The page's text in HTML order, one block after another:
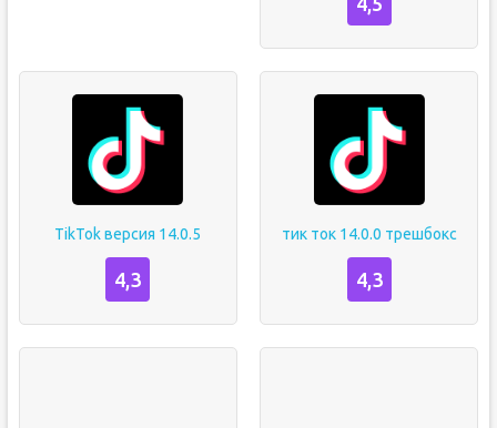
TikTok версия 14.0.5
4,3
тик ток 14.0.0 трешбокс
4,3